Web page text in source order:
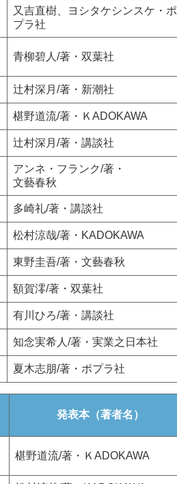
又吉直樹、ヨシタケシンスケ・ポ
プラ社
青柳碧人/著・双葉社
辻村深月/著・新潮社
椹野道流/著・ＫADOKAWA
辻村深月/著・講談社
アンネ・フランク/著・
文藝春秋
多崎礼/著・講談社
松村涼哉/著・KADOKAWA
東野圭吾/著・文藝春秋
額賀澪/著・双葉社
有川ひろ/著・講談社
知念実希人/著・実業之日本社
夏木志朋/著・ポプラ社
発表本（著者名）
椹野道流/著・ＫADOKAWA